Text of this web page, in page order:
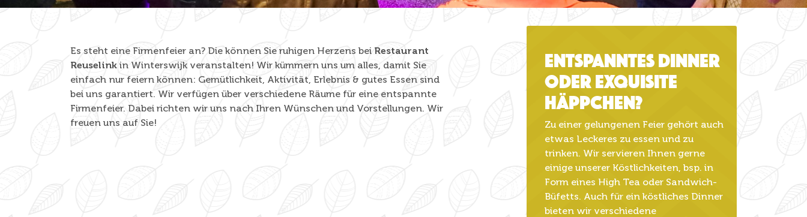
Es steht eine Firmenfeier an? Die können Sie ruhigen Herzens bei Restaurant
Reuselink in Winterswijk veranstalten! Wir kümmern uns um alles, damit Sie
einfach nur feiern können: Gemütlichkeit, Aktivität, Erlebnis & gutes Essen sind
bei uns garantiert. Wir verfügen über verschiedene Räume für eine entspannte
Firmenfeier. Dabei richten wir uns nach Ihren Wünschen und Vorstellungen. Wir
freuen uns auf Sie!
Entspanntes Dinner
oder exquisite
Häppchen?
Zu einer gelungenen Feier gehört auch
etwas Leckeres zu essen und zu
trinken. Wir servieren Ihnen gerne
einige unserer Köstlichkeiten, bsp. in
Form eines High Tea oder Sandwich-
Büfetts. Auch für ein köstliches Dinner
bieten wir verschiedene